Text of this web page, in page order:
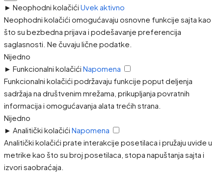
► Neophodni kolačići Uvek aktivno
Neophodni kolačići omogućavaju osnovne funkcije sajta kao
što su bezbedna prijava i podešavanje preferencija
saglasnosti. Ne čuvaju lične podatke.
Nijedno
► Funkcionalni kolačići Napomena
Funkcionalni kolačići podržavaju funkcije poput deljenja
sadržaja na društvenim mrežama, prikupljanja povratnih
informacija i omogućavanja alata trećih strana.
Nijedno
► Analitički kolačići Napomena
Analitički kolačići prate interakcije posetilaca i pružaju uvide u
metrike kao što su broj posetilaca, stopa napuštanja sajta i
izvori saobraćaja.